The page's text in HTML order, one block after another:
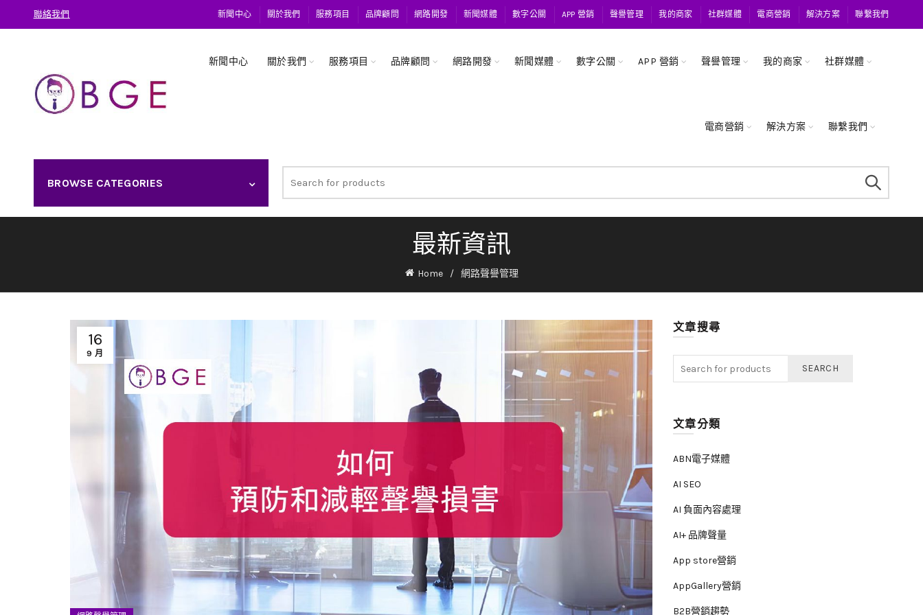
聯絡我們 新聞中心 關於我們 服務項目 品牌顧問 網路開發 新聞媒體 數字公關 APP 營銷 聲譽管理 我的商家 社群媒體 電商營銷 解決方案 聯繫我們
新聞中心 關於我們 服務項目 品牌顧問 網路開發 新聞媒體 數字公關 APP 營銷 聲譽管理 我的商家 社群媒體
電商營銷 解決方案 聯繫我們
BROWSE CATEGORIES
for:
最新資訊
Home 網路聲譽管理
16
9 月
文章搜尋
SEARCH
文章分類
ABN電子媒體
AI SEO
AI 負面內容處理
AI+ 品牌聲量
App store營銷
AppGallery營銷
B2B營銷趨勢